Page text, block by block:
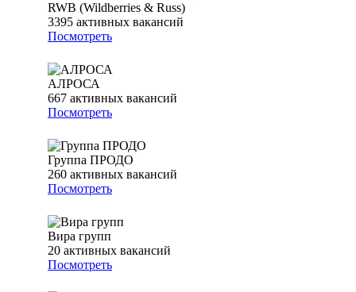
RWB (Wildberries & Russ)
3395 активных вакансий
Посмотреть
АЛРОСА
667 активных вакансий
Посмотреть
Группа ПРОДО
260 активных вакансий
Посмотреть
Вира групп
20 активных вакансий
Посмотреть